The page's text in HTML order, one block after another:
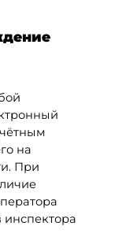
на
При
инспектора